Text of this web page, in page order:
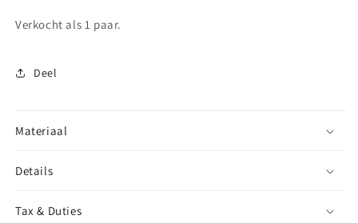
Verkocht als 1 paar.
Deel
Materiaal
Details
Tax & Duties